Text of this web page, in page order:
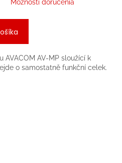
Možnosti doručenia
AVACOM AV-MP sloužící k
o samostatně funkční celek.